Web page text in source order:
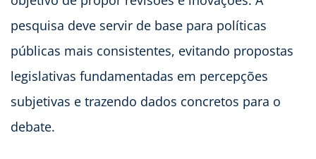
pesquisa deve servir de base para políticas
públicas mais consistentes, evitando propostas
legislativas fundamentadas em percepções
subjetivas e trazendo dados concretos para o
debate.